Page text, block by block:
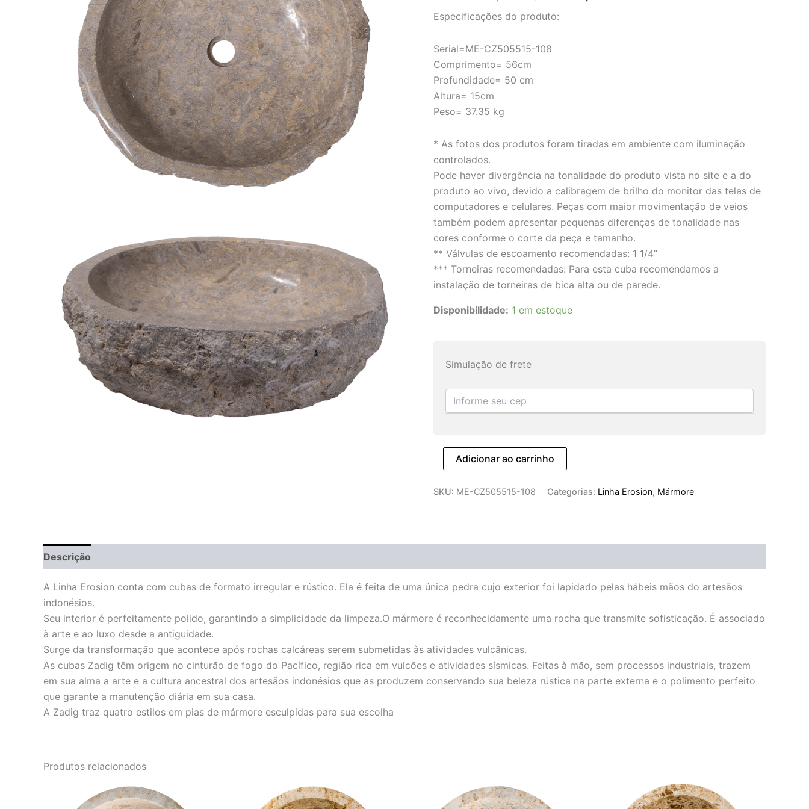
Especificações do produto:
Serial=ME-CZ505515-108
Comprimento= 56cm
Profundidade= 50 cm
Altura= 15cm
Peso= 37.35 kg
* As fotos dos produtos foram tiradas em ambiente com iluminação
controlados.
Pode haver divergência na tonalidade do produto vista no site e a do
produto ao vivo, devido a calibragem de brilho do monitor das telas de
computadores e celulares. Peças com maior movimentação de veios
também podem apresentar pequenas diferenças de tonalidade nas
cores conforme o corte da peça e tamanho.
** Válvulas de escoamento recomendadas: 1 1/4”
*** Torneiras recomendadas: Para esta cuba recomendamos a
instalação de torneiras de bica alta ou de parede.
Disponibilidade: 1 em estoque
Simulação de frete
LINHA
Adicionar ao carrinho
SKU: ME-CZ505515-108 Categorias: Linha Erosion, Mármore
Descrição
A Linha Erosion conta com cubas de formato irregular e rústico. Ela é feita de uma única pedra cujo exterior foi lapidado pelas hábeis mãos do artesãos
indonésios.
Seu interior é perfeitamente polido, garantindo a simplicidade da limpeza.O mármore é reconhecidamente uma rocha que transmite sofisticação. É associado
à arte e ao luxo desde a antiguidade.
Surge da transformação que acontece após rochas calcáreas serem submetidas às atividades vulcânicas.
As cubas Zadig têm origem no cinturão de fogo do Pacífico, região rica em vulcões e atividades sísmicas. Feitas à mão, sem processos industriais, trazem
em sua alma a arte e a cultura ancestral dos artesãos indonésios que as produzem conservando sua beleza rústica na parte externa e o polimento perfeito
que garante a manutenção diária em sua casa.
A Zadig traz quatro estilos em pias de mármore esculpidas para sua escolha
Produtos relacionados
preço
original
preço
atual
preço
original
preço
atual
preço
original
preço
atual
preço
original
O
preço
atual